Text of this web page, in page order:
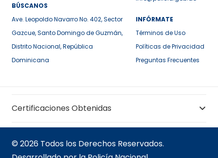
BÚSCANOS
Ave. Leopoldo Navarro No. 402, Sector
Gazcue, Santo Domingo de Guzmán,
Distrito Nacional, República
Dominicana
INFÓRMATE
Términos de Uso
Políticas de Privacidad
Preguntas Frecuentes
Certificaciones Obtenidas
© 2026 Todos los Derechos Reservados.